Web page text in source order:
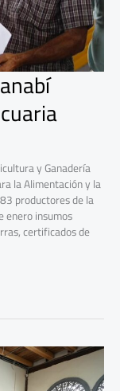
y Ganadería
la Alimentación y la
productores de la
enero insumos
certificados de